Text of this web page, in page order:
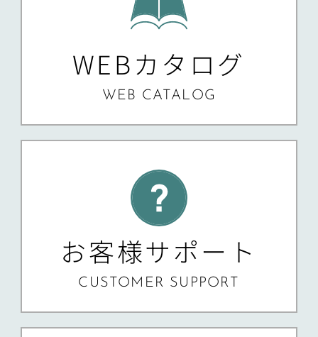
WEBカタログ
WEB CATALOG
お客様サポート
CUSTOMER SUPPORT